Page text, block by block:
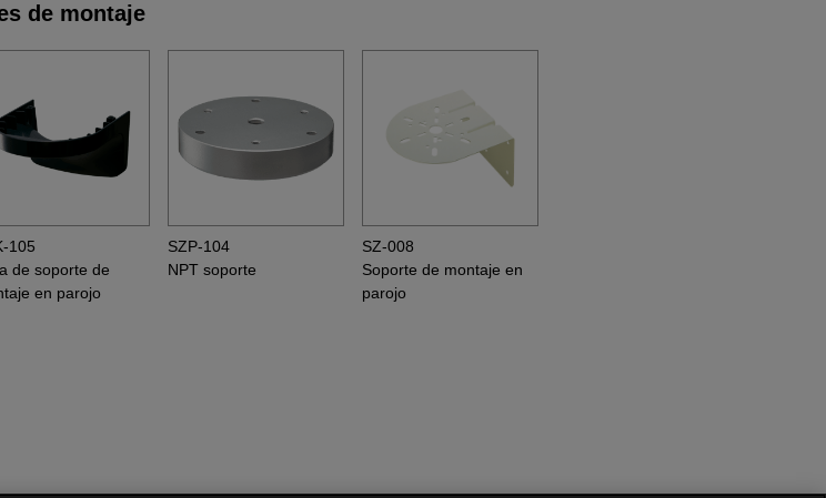
de montaje
105
de soporte de
en parojo
SZP-104
NPT soporte
SZ-008
Soporte de montaje en
parojo